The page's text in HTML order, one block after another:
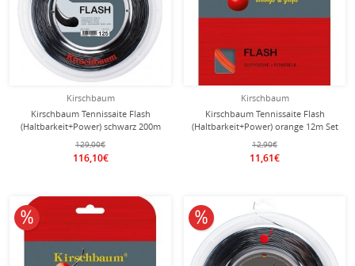
Kirschbaum
Kirschbaum Tennissaite Flash
(Haltbarkeit+Power) schwarz 200m
Rolle
129,00€
116,10€
Kirschbaum
Kirschbaum Tennissaite Flash
(Haltbarkeit+Power) orange 12m Set
12,90€
11,61€
10% reduziert 10% reduziert